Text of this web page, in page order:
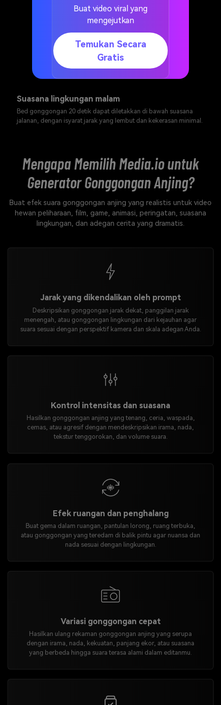
Suasana lingkungan malam
Bed gonggongan 20 detik dapat diletakkan di bawah suasana
jalanan, dengan isyarat jarak yang lembut dan kekerasan minimal.
Mengapa Memilih Media.io untuk
Generator Gonggongan Anjing?
Buat efek suara gonggongan anjing yang realistis untuk video
hewan peliharaan, film, game, animasi, peringatan, suasana
lingkungan, dan adegan cerita yang dramatis.
Jarak yang dikendalikan oleh prompt
Deskripsikan gonggongan jarak dekat, panggilan jarak
menengah, atau gonggongan lingkungan dari kejauhan agar
suara sesuai dengan perspektif kamera dan skala adegan Anda.
Kontrol intensitas dan suasana
Hasilkan gonggongan anjing yang tenang, ceria, waspada,
cemas, atau agresif dengan mendeskripsikan irama, nada,
tekstur tenggorokan, dan volume suara.
Efek ruangan dan penghalang
Buat gema dalam ruangan, pantulan lorong, ruang terbuka,
atau gonggongan yang teredam di balik pintu agar nuansa dan
nada sesuai dengan lingkungan.
Variasi gonggongan cepat
Hasilkan ulang rekaman gonggongan anjing yang serupa
dengan irama, nada, kekuatan, panjang ekor, atau suasana
yang berbeda hingga suara terasa alami dalam editanmu.
Buat video viral yang
mengejutkan
Temukan Secara
Gratis